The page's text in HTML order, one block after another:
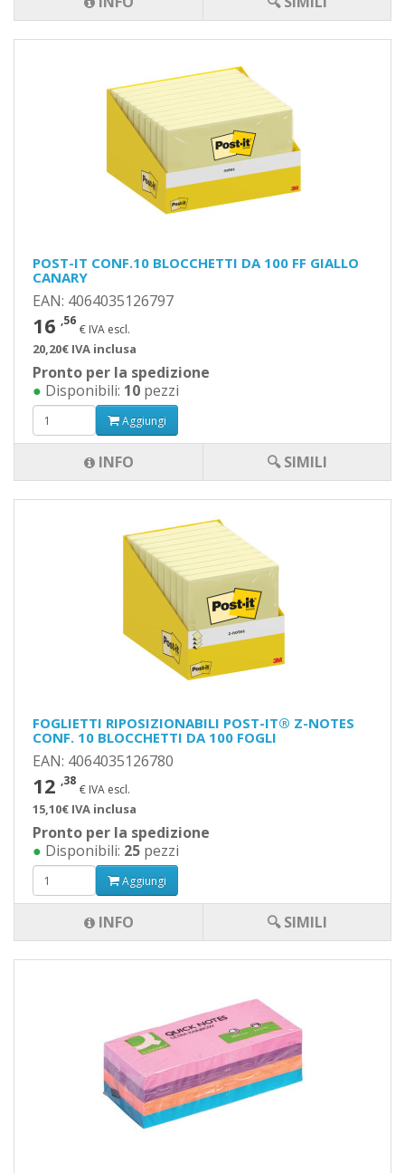
POST-IT CONF.10 BLOCCHETTI DA 100 FF GIALLO
CANARY
EAN: 4064035126797
16 ,56
€ IVA escl.
20,20€ IVA inclusa
Pronto per la spedizione
● Disponibili: 10 pezzi
Aggiungi
INFO 🔍 SIMILI
FOGLIETTI RIPOSIZIONABILI POST-IT® Z-NOTES
CONF. 10 BLOCCHETTI DA 100 FOGLI
EAN: 4064035126780
12 ,38
€ IVA escl.
15,10€ IVA inclusa
Pronto per la spedizione
● Disponibili: 25 pezzi
Aggiungi
INFO 🔍 SIMILI